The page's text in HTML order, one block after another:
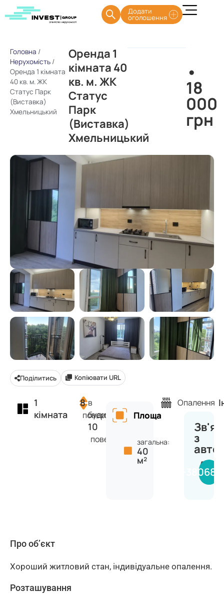
Додати
оголошення
Головна /
Нерухомість /
Оренда 1 кімната
40 кв. м. ЖК
Статус Парк
(Виставка)
Хмельницький
Оренда 1
кімната 40
кв. м. ЖК
Статус
Парк
(Виставка)
Хмельницький
•
18
000
грн
Поділитись Копіювати URL
1
кімната
8
поверх
в
будинку
10
поверхів
Площа
загальна:
40
м²
Опалення
з
Про об’єкт
Хороший житловий стан, індивідуальне опалення.
Розташування